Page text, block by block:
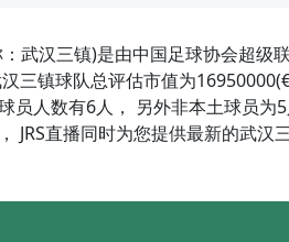
武汉三镇)是由中国足球协会超级
三镇球队总评估市值为
员人数有6人， 另外非本土球员为
JRS直播同时为您提供最新的武汉